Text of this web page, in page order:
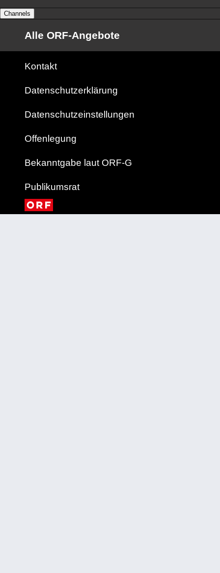
Channels
Alle ORF-Angebote
Kontakt
Datenschutzerklärung
Datenschutzeinstellungen
Offenlegung
Bekanntgabe laut ORF-G
Publikumsrat